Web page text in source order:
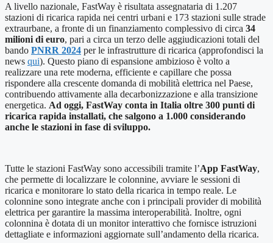
A livello nazionale, FastWay è risultata assegnataria di 1.207
stazioni di ricarica rapida nei centri urbani e 173 stazioni sulle strade
extraurbane, a fronte di un finanziamento complessivo di circa 34
milioni di euro, pari a circa un terzo delle aggiudicazioni totali del
bando PNRR 2024 per le infrastrutture di ricarica (approfondisci la
news qui). Questo piano di espansione ambizioso è volto a
realizzare una rete moderna, efficiente e capillare che possa
rispondere alla crescente domanda di mobilità elettrica nel Paese,
contribuendo attivamente alla decarbonizzazione e alla transizione
energetica. Ad oggi, FastWay conta in Italia oltre 300 punti di
ricarica rapida installati, che salgono a 1.000 considerando
anche le stazioni in fase di sviluppo.
Tutte le stazioni FastWay sono accessibili tramite l’App FastWay,
che permette di localizzare le colonnine, avviare le sessioni di
ricarica e monitorare lo stato della ricarica in tempo reale. Le
colonnine sono integrate anche con i principali provider di mobilità
elettrica per garantire la massima interoperabilità. Inoltre, ogni
colonnina è dotata di un monitor interattivo che fornisce istruzioni
dettagliate e informazioni aggiornate sull’andamento della ricarica.